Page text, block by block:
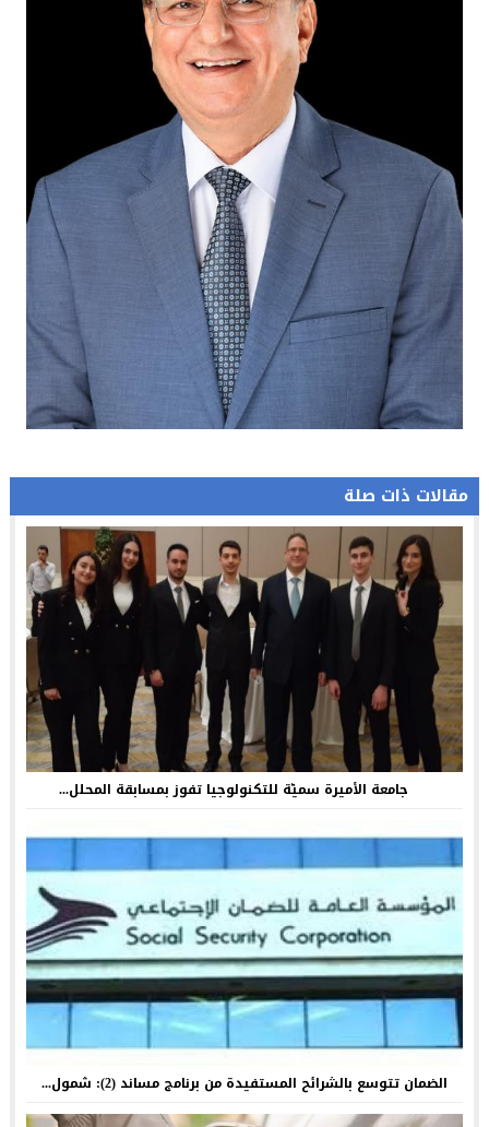
مقالات ذات صلة
جامعة الأميرة سميّة للتكنولوجيا تفوز بمسابقة المحلل...
الضمان تتوسع بالشرائح المستفيدة من برنامج مساند (2): شمول...